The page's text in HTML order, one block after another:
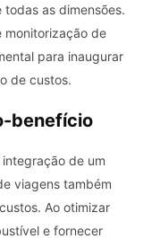
as dimensões.
monitorização de
para inaugurar
de custos.
benefício
de um
viagens também
Ao otimizar
e fornecer